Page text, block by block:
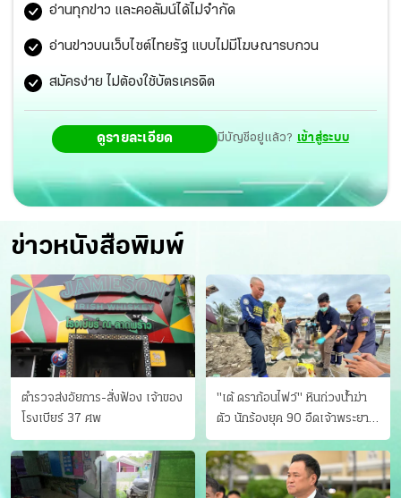
อ่านทุกข่าว และคอลัมน์ได้ไม่จำกัด
อ่านข่าวบนเว็บไซต์ไทยรัฐ แบบไม่มีโฆษณารบกวน
สมัครง่าย ไม่ต้องใช้บัตรเครดิต
ดูรายละเอียด มีบัญชีอยู่แล้ว? เข้าสู่ระบบ
ข่าวหนังสือพิมพ์
ตำรวจส่งอัยการ-สั่งฟ้อง เจ้าของ
โรงเบียร์ 37 ศพ
"เต้ ดราก้อนไฟว์" หินถ่วงน้ำฆ่า
ตัว นักร้องยุค 90 อืดเจ้าพระยา
แฟนหาตัววุ่น เครียดธุรกิจ!